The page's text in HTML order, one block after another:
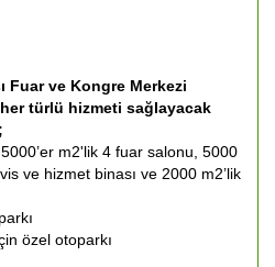
Fuar ve Kongre Merkezi
her türlü hizmeti sağlayacak
m2'lik 4 fuar salonu, 5000
ve hizmet binası ve 2000 m2’lik
özel otoparkı